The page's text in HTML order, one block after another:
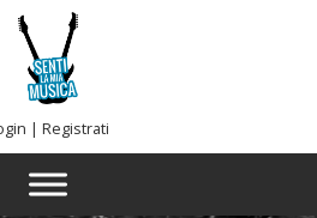
| Registrati